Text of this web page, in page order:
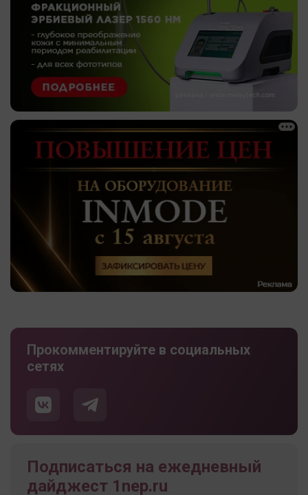
Прокомментируйте в социальных
сетях
Подписаться на ежедневный
дайджест 1nep.ru